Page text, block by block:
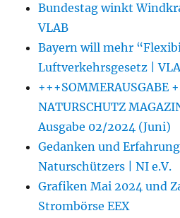
Bundestag winkt
VLAB
Bayern will mehr
Luftverkehrsgesetz |
+++SOMMERAUSGABE
NATURSCHUTZ
Ausgabe 02/2024 (Juni)
Gedanken und
Naturschützers | NI e.V.
Grafiken Mai 2024 und
Strombörse EEX